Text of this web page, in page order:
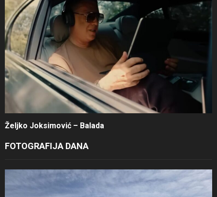
Željko Joksimović – Balada
FOTOGRAFIJA DANA